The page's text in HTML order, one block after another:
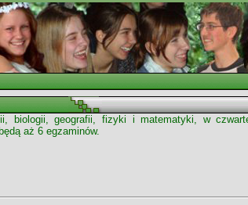
biologii, geografii, fizyki i matematyki, w
aż 6 egzaminów.